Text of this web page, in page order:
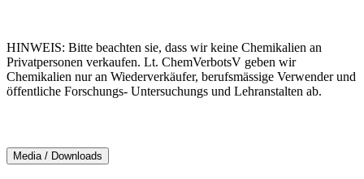
HINWEIS: Bitte beachten sie, dass wir keine Chemikalien an
Privatpersonen verkaufen. Lt. ChemVerbotsV geben wir
Chemikalien nur an Wiederverkäufer, berufsmässige Verwender und
öffentliche Forschungs- Untersuchungs und Lehranstalten ab.
Media / Downloads